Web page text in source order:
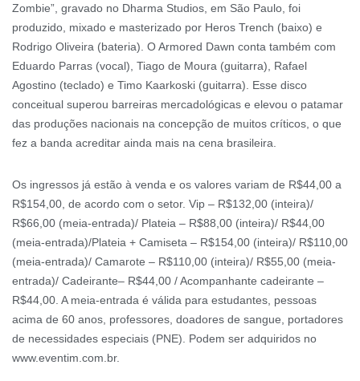
Zombie”, gravado no Dharma Studios, em São Paulo, foi
produzido, mixado e masterizado por Heros Trench (baixo) e
Rodrigo Oliveira (bateria). O Armored Dawn conta também com
Eduardo Parras (vocal), Tiago de Moura (guitarra), Rafael
Agostino (teclado) e Timo Kaarkoski (guitarra). Esse disco
conceitual superou barreiras mercadológicas e elevou o patamar
das produções nacionais na concepção de muitos críticos, o que
fez a banda acreditar ainda mais na cena brasileira.
Os ingressos já estão à venda e os valores variam de R$44,00 a
R$154,00, de acordo com o setor. Vip – R$132,00 (inteira)/
R$66,00 (meia-entrada)/ Plateia – R$88,00 (inteira)/ R$44,00
(meia-entrada)/Plateia + Camiseta – R$154,00 (inteira)/ R$110,00
(meia-entrada)/ Camarote – R$110,00 (inteira)/ R$55,00 (meia-
entrada)/ Cadeirante– R$44,00 / Acompanhante cadeirante –
R$44,00. A meia-entrada é válida para estudantes, pessoas
acima de 60 anos, professores, doadores de sangue, portadores
de necessidades especiais (PNE). Podem ser adquiridos no
www.eventim.com.br.